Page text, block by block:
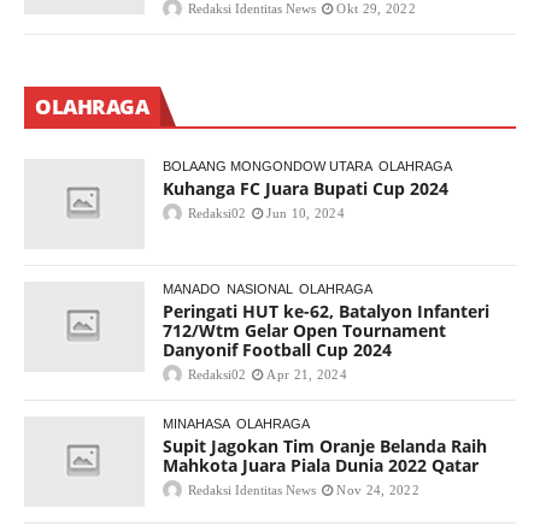
Redaksi Identitas News Okt 29, 2022
OLAHRAGA
BOLAANG MONGONDOW UTARA OLAHRAGA
Kuhanga FC Juara Bupati Cup 2024
Redaksi02 Jun 10, 2024
MANADO NASIONAL OLAHRAGA
Peringati HUT ke-62, Batalyon Infanteri
712/Wtm Gelar Open Tournament
Danyonif Football Cup 2024
Redaksi02 Apr 21, 2024
MINAHASA OLAHRAGA
Supit Jagokan Tim Oranje Belanda Raih
Mahkota Juara Piala Dunia 2022 Qatar
Redaksi Identitas News Nov 24, 2022